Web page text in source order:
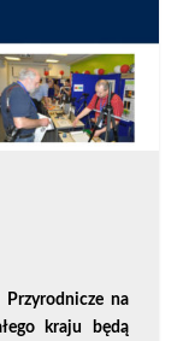
na
kraju będą